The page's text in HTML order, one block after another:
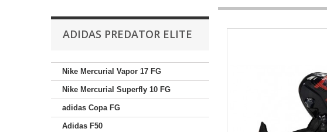
ADIDAS PREDATOR ELITE
Nike Mercurial Vapor 17 FG
Nike Mercurial Superfly 10 FG
adidas Copa FG
Adidas F50